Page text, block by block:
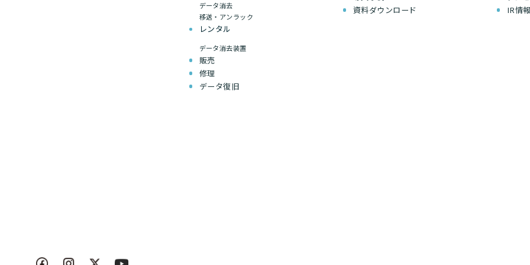
データ消去
移送・アンラック
レンタル
データ消去装置
販売
修理
データ復旧
資料ダウンロード
IR情報